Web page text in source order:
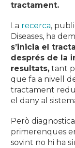
tractament.
La recerca,
Diseases, ha
s’inicia el
després de la
resultats, tant
que fa a nivell
tractament
el dany al
Però
primerenques
sovint no hi ha